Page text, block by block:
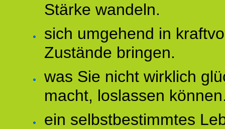
Stärke wandeln.
sich umgehend in
Zustände bringen.
was Sie nicht wirklich
macht, loslassen
ein selbstbestimmtes